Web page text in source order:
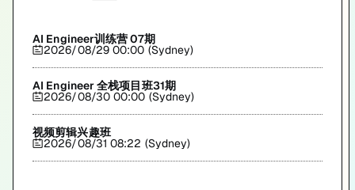
AI Engineer训练营 07期
2026/08/29 00:00 (Sydney)
AI Engineer 全栈项目班31期
2026/08/30 00:00 (Sydney)
视频剪辑兴趣班
2026/08/31 08:22 (Sydney)